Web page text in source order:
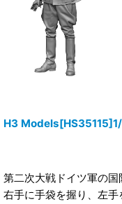
H3
第二次大戦ドイツ軍の国
右手に手袋を握り、左